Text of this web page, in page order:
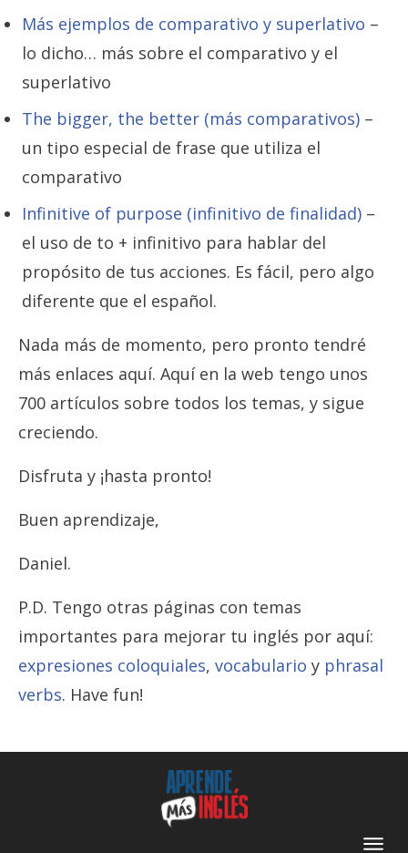
Más ejemplos de comparativo y superlativo –
lo dicho… más sobre el comparativo y el
superlativo
The bigger, the better (más comparativos) –
un tipo especial de frase que utiliza el
comparativo
Infinitive of purpose (infinitivo de finalidad) –
el uso de to + infinitivo para hablar del
propósito de tus acciones. Es fácil, pero algo
diferente que el español.
Nada más de momento, pero pronto tendré
más enlaces aquí. Aquí en la web tengo unos
700 artículos sobre todos los temas, y sigue
creciendo.
Disfruta y ¡hasta pronto!
Buen aprendizaje,
Daniel.
P.D. Tengo otras páginas con temas
importantes para mejorar tu inglés por aquí:
expresiones coloquiales, vocabulario y phrasal
verbs. Have fun!